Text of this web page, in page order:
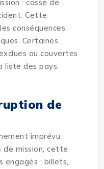
: casse de
Cette
conséquences
Certaines
ou couvertes
liste des pays.
de
imprévu
de mission, cette
engagés : billets,